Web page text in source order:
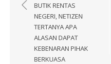
BUTIK RENTAS
NEGERI, NETIZEN
TERTANYA APA
ALASAN DAPAT
KEBENARAN PIHAK
BERKUASA